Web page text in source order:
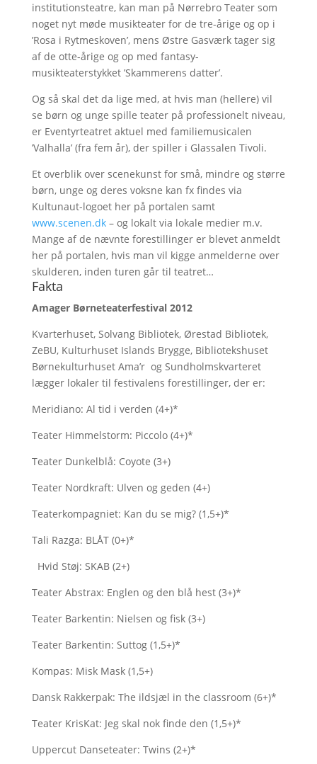
institutionsteatre, kan man på Nørrebro Teater som
noget nyt møde musikteater for de tre-årige og op i
’Rosa i Rytmeskoven’, mens Østre Gasværk tager sig
af de otte-årige og op med fantasy-
musikteaterstykket ’Skammerens datter’.
Og så skal det da lige med, at hvis man (hellere) vil
se børn og unge spille teater på professionelt niveau,
er Eventyrteatret aktuel med familiemusicalen
’Valhalla’ (fra fem år), der spiller i Glassalen Tivoli.
Et overblik over scenekunst for små, mindre og større
børn, unge og deres voksne kan fx findes via
Kultunaut-logoet her på portalen samt
www.scenen.dk– og lokalt via lokale medier m.v.
Mange af de nævnte forestillinger er blevet anmeldt
her på portalen, hvis man vil kigge anmelderne over
skulderen, inden turen går til teatret…
Fakta
Amager Børneteaterfestival 2012
Kvarterhuset, Solvang Bibliotek, Ørestad Bibliotek,
ZeBU, Kulturhuset Islands Brygge, Bibliotekshuset
Børnekulturhuset Ama’r og Sundholmskvarteret
lægger lokaler til festivalens forestillinger, der er:
Meridiano: Al tid i verden (4+)*
Teater Himmelstorm: Piccolo (4+)*
Teater Dunkelblå: Coyote (3+)
Teater Nordkraft: Ulven og geden (4+)
Teaterkompagniet: Kan du se mig? (1,5+)*
Tali Razga: BLÅT (0+)*
Hvid Støj: SKAB (2+)
Teater Abstrax: Englen og den blå hest (3+)*
Teater Barkentin: Nielsen og fisk (3+)
Teater Barkentin: Suttog (1,5+)*
Kompas: Misk Mask (1,5+)
Dansk Rakkerpak: The ildsjæl in the classroom (6+)*
Teater KrisKat: Jeg skal nok finde den (1,5+)*
Uppercut Danseteater: Twins (2+)*